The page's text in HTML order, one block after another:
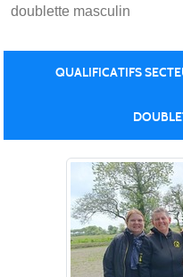
doublette masculin
QUALIFICATIFS